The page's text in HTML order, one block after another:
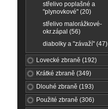
střelivo poplašné a
"plynovkové" (20)
střelivo malorážkové-
okr.zápal (56)
diabolky a "závaží" (47)
Lovecké zbraně (192)
Krátké zbraně (349)
Dlouhé zbraně (193)
Použité zbraně (306)